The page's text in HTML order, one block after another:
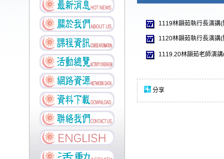
1119林韻茹執行長演講
1120林韻茹執行長演講
1119.20林韻茹老師演
分享